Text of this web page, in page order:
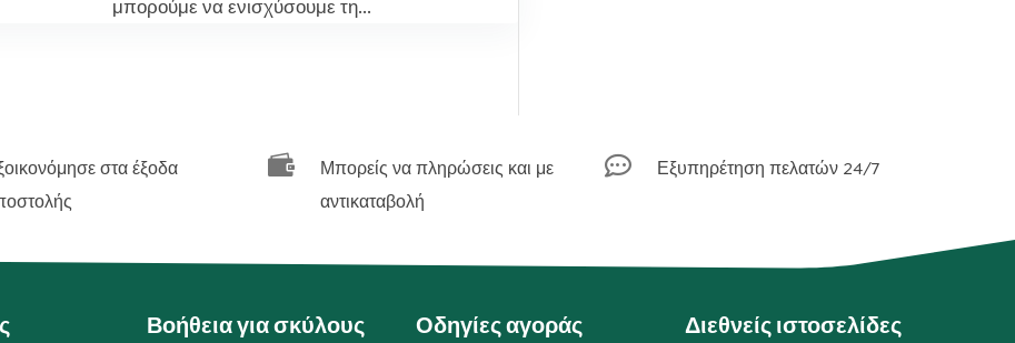
μπορούμε να ενισχύσουμε τη...
στα έξοδα

Μπορείς να πληρώσεις και με
αντικαταβολή
 Εξυπηρέτηση πελατών 24/7
Βοήθεια για σκύλους
Οδηγίες αγοράς
Διεθνείς ιστοσελίδες